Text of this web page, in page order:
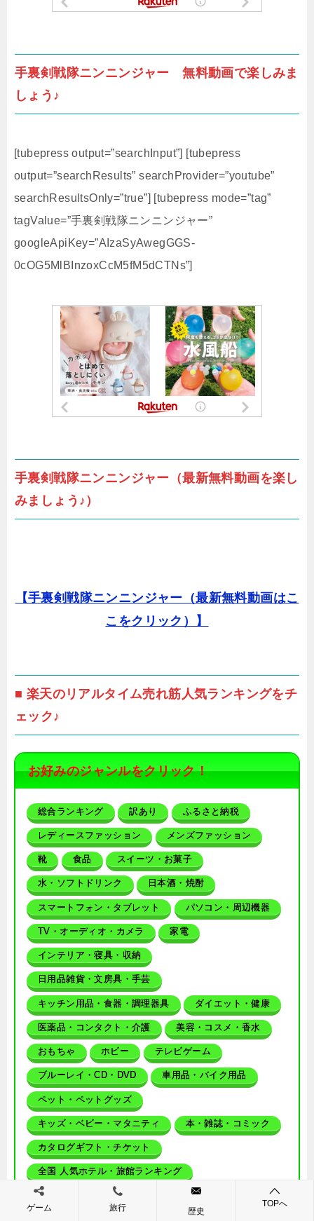
手裏剣戦隊ニンニンジャー 無料動画で楽しみま
しょう♪
[tubepress output=”searchInput”] [tubepress
output=”searchResults” searchProvider=”youtube”
searchResultsOnly=”true”] [tubepress mode=”tag”
tagValue=”手裏剣戦隊ニンニンジャー”
googleApiKey=”AIzaSyAwegGGS-
0cOG5MlBInzoxCcM5fM5dCTNs”]
手裏剣戦隊ニンニンジャー（最新無料動画を楽し
みましょう♪）
【手裏剣戦隊ニンニンジャー（最新無料動画はこ
こをクリック）】
■ 楽天のリアルタイム売れ筋人気ランキングをチ
ェック♪
お好みのジャンルをクリック！
総合ランキング 訳あり ふるさと納税
レディースファッション メンズファッション
靴 食品 スイーツ・お菓子
水・ソフトドリンク 日本酒・焼酎
スマートフォン・タブレット パソコン・周辺機器
TV・オーディオ・カメラ 家電
インテリア・寝具・収納
日用品雑貨・文房具・手芸
キッチン用品・食器・調理器具 ダイエット・健康
医薬品・コンタクト・介護 美容・コスメ・香水
おもちゃ ホビー テレビゲーム
ブルーレイ・CD・DVD 車用品・バイク用品
ペット・ペットグッズ
キッズ・ベビー・マタニティ 本・雑誌・コミック
カタログギフト・チケット
全国 人気ホテル・旅館ランキング
ゲーム 旅行 歴史
TOPへ